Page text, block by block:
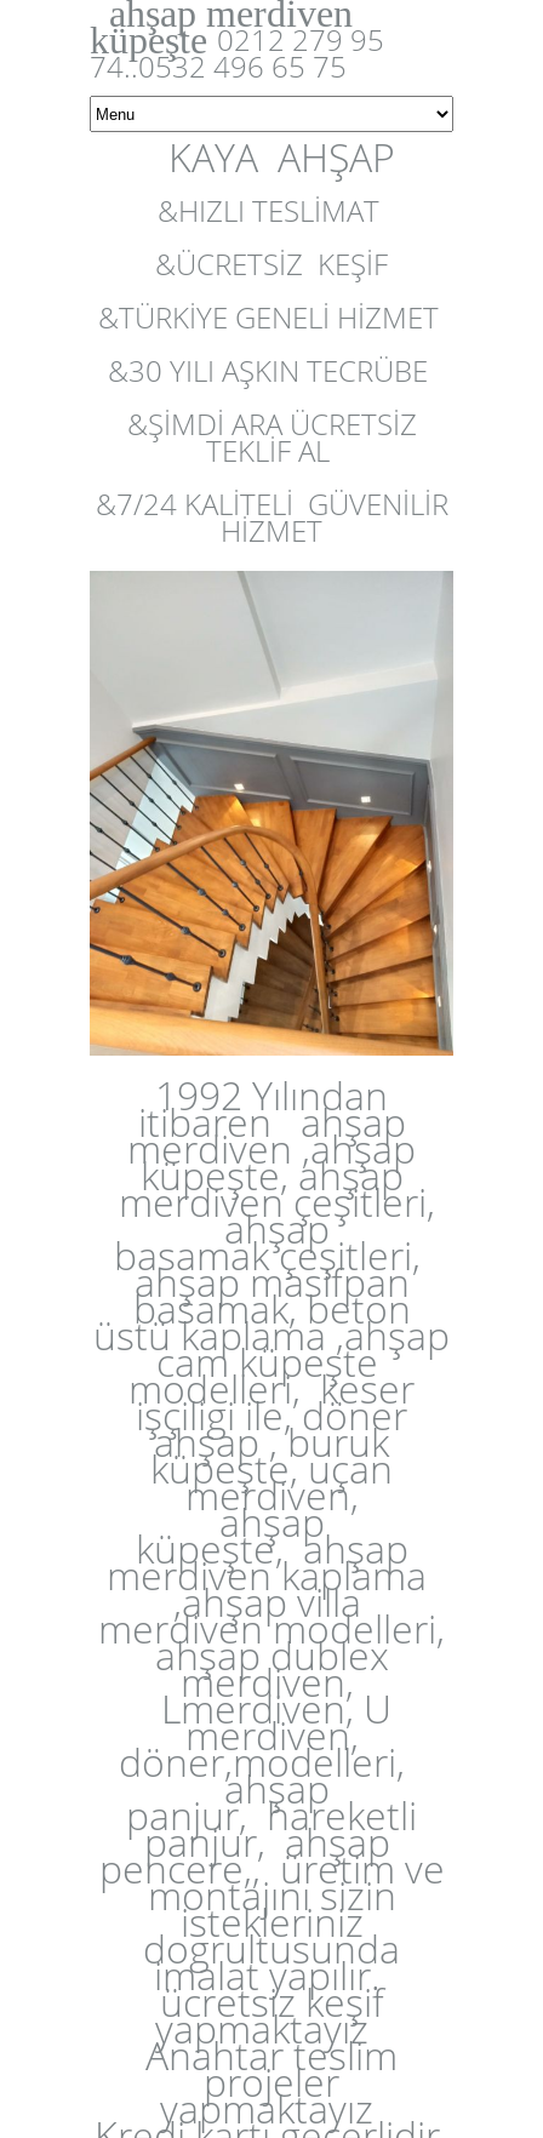
ahşap merdiven
küpeşte0212 279 95
74..0532 496 65 75
KAYA AHŞAP
&HIZLI TESLİMAT
&ÜCRETSİZ KEŞİF
&TÜRKİYE GENELİ HİZMET
&30 YILI AŞKIN TECRÜBE
&ŞİMDİ ARA ÜCRETSİZ
TEKLİF AL
&7/24 KALİTELİ GÜVENİLİR
HİZMET
1992 Yılından
itibaren ahşap
merdiven ,ahşap
küpeşte, ahşap
merdiven çeşitleri,
ahşap
basamakçeşitleri,
ahşap masifpan
basamak, beton
üstü kaplama ,ahşap
cam küpeşte
modelleri, keser
işçiligi ile, döner
ahşap , buruk
küpeşte, uçan
merdiven,
ahşap
küpeşte,ahşap
merdiven kaplama
,ahşap villa
merdiven modelleri,
ahşap dublex
merdiven,
Lmerdiven, U
merdiven,
döner,modelleri,
ahşap
panjur,hareketli
panjur, ahşap
pencere,, üretim ve
montajını sizin
istekleriniz
dogrultusunda
imalat yapılır.
ücretsiz keşif
yapmaktayız
Anahtar teslim
projeler
yapmaktayız